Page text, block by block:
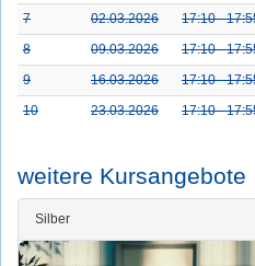
7
02.03.2026 17:10 -
8
09.03.2026 17:10 -
9
16.03.2026 17:10 -
10
23.03.2026 17:10 -
weitere Kursangebote
Silber